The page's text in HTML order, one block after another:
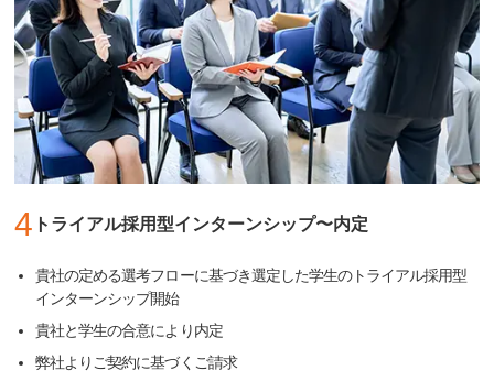
4 トライアル採用型インターンシップ〜内定
貴社の定める選考フローに基づき選定した学生のトライアル採用型
インターンシップ開始
貴社と学生の合意により内定
弊社よりご契約に基づくご請求